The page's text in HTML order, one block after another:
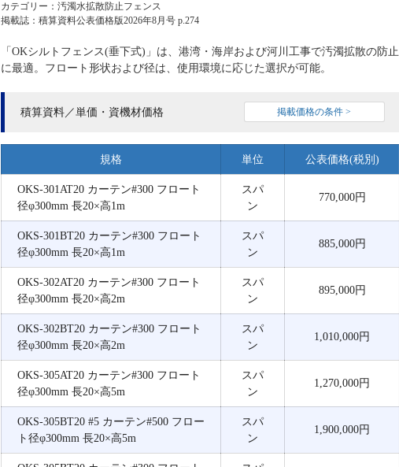
カテゴリー：汚濁水拡散防止フェンス
掲載誌：積算資料公表価格版2026年8月号 p.274
「OKシルトフェンス(垂下式)」は、港湾・海岸および河川工事で汚濁拡散の防止
に最適。フロート形状および径は、使用環境に応じた選択が可能。
積算資料／単価・資機材価格 掲載価格の条件 >
規格 単位 公表価格(税別)
OKS-301AT20 カーテン#300 フロート
径φ300mm 長20×高1m
スパ
ン
770,000円
OKS-301BT20 カーテン#300 フロート
径φ300mm 長20×高1m
スパ
ン
885,000円
OKS-302AT20 カーテン#300 フロート
径φ300mm 長20×高2m
スパ
ン
895,000円
OKS-302BT20 カーテン#300 フロート
径φ300mm 長20×高2m
スパ
ン
1,010,000円
OKS-305AT20 カーテン#300 フロート
径φ300mm 長20×高5m
スパ
ン
1,270,000円
OKS-305BT20 #5 カーテン#500 フロー
ト径φ300mm 長20×高5m
スパ
ン
1,900,000円